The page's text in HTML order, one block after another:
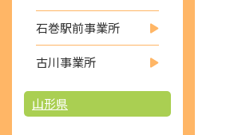
石巻駅前事業所
古川事業所
山形県